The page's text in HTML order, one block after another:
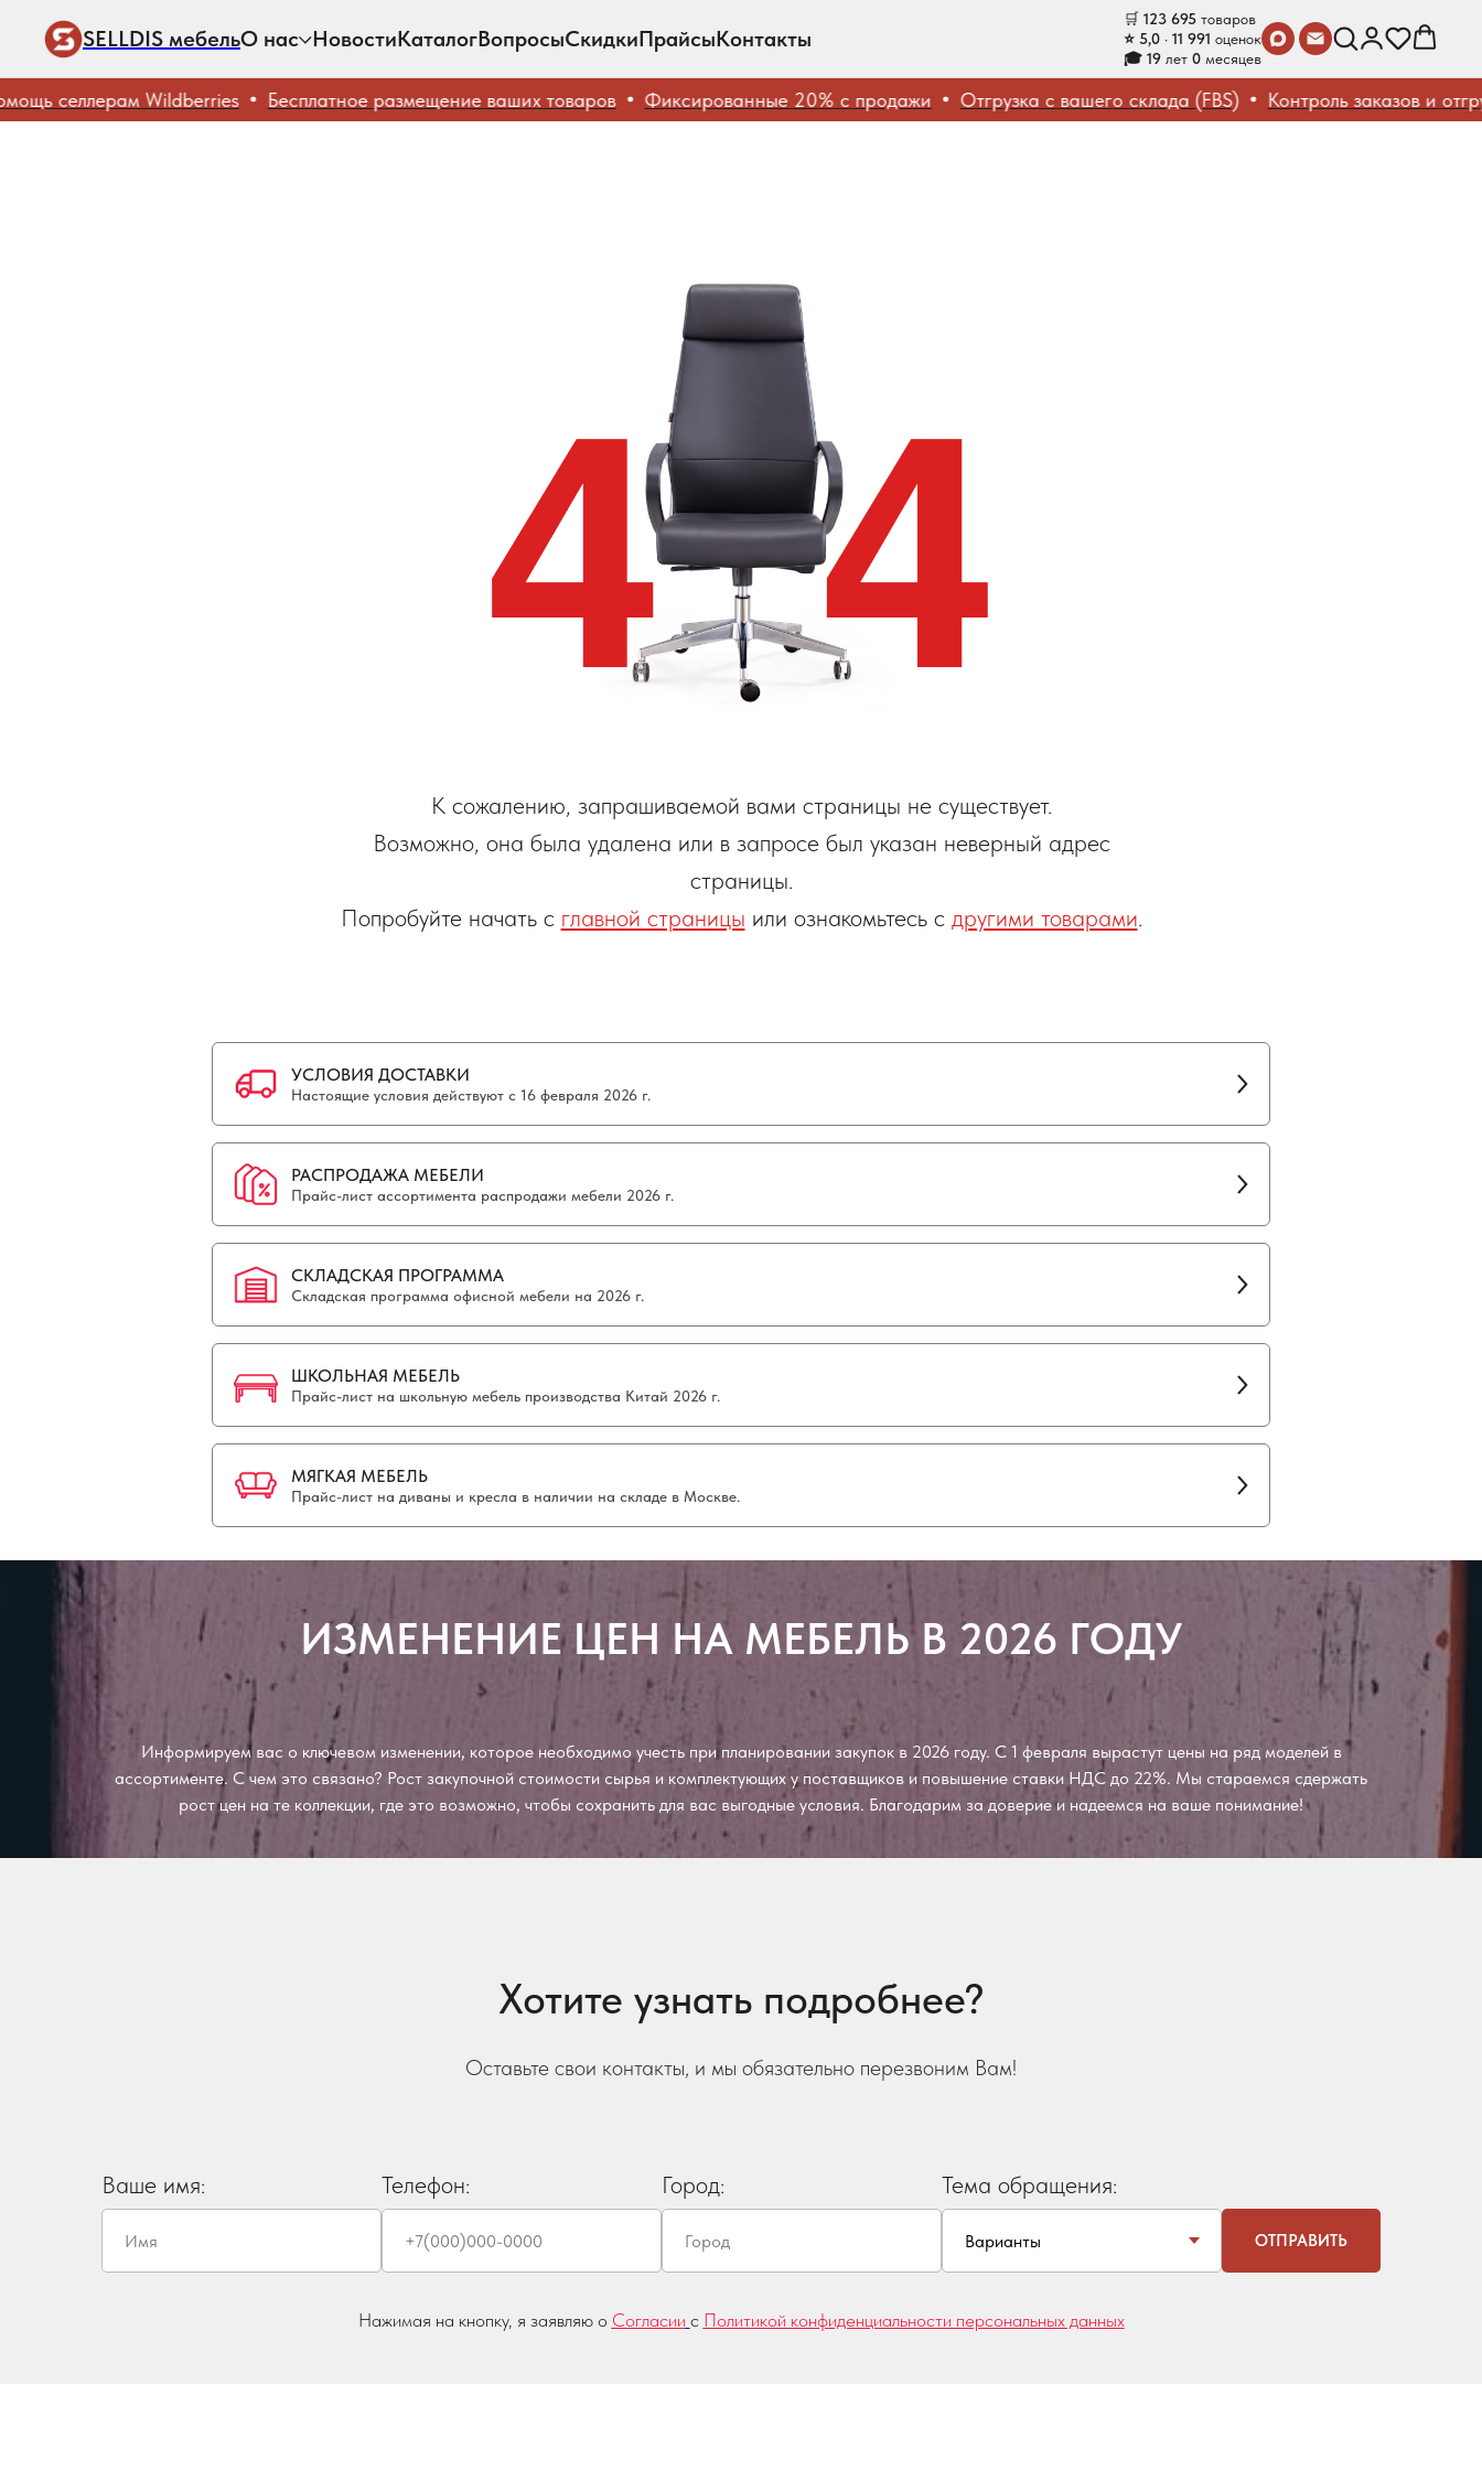
SELLDIS мебельО нас НовостиКаталогВопросыСкидкиПрайсыКонтакты
🛒 123 695 товаров
⭐ 5,0 · 11 991 оценок
🎓 19 лет 0 месяцев
селлерам Wildberries Бесплатное размещение ваших товаров Фиксированные 20% с продажи Отгрузка с вашего склада (FBS) Контроль заказов и
К сожалению, запрашиваемой вами страницы не существует.
Возможно, она была удалена или в запросе был указан неверный адрес
страницы.
Попробуйте начать с главной страницы или ознакомьтесь с другими товарами.
УСЛОВИЯ ДОСТАВКИ
Настоящие условия действуют с 16 февраля 2026 г.
РАСПРОДАЖА МЕБЕЛИ
Прайс-лист ассортимента распродажи мебели 2026 г.
СКЛАДСКАЯ ПРОГРАММА
Складская программа офисной мебели на 2026 г.
ШКОЛЬНАЯ МЕБЕЛЬ
Прайс-лист на школьную мебель производства Китай 2026 г.
МЯГКАЯ МЕБЕЛЬ
Прайс-лист на диваны и кресла в наличии на складе в Москве.
ИЗМЕНЕНИЕ ЦЕН НА МЕБЕЛЬ В 2026 ГОДУ
Информируем вас о ключевом изменении, которое необходимо учесть при планировании закупок в 2026 году. С 1 февраля вырастут цены на ряд моделей в
ассортименте. С чем это связано? Рост закупочной стоимости сырья и комплектующих у поставщиков и повышение ставки НДС до 22%. Мы стараемся сдержать
рост цен на те коллекции, где это возможно, чтобы сохранить для вас выгодные условия. Благодарим за доверие и надеемся на ваше понимание!
Хотите узнать подробнее?
Оставьте свои контакты, и мы обязательно перезвоним Вам!
Ваше имя: Телефон: Город: Тема обращения:
ОТПРАВИТЬ
Нажимая на кнопку, я заявляю о Согласии с Политикой конфиденциальности персональных данных